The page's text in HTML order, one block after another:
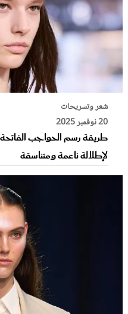
شعر وتسريحات
20 نوفمبر 2025
طريقة رسم الحواجب
لإطلالة ناعمة ومتناسقة